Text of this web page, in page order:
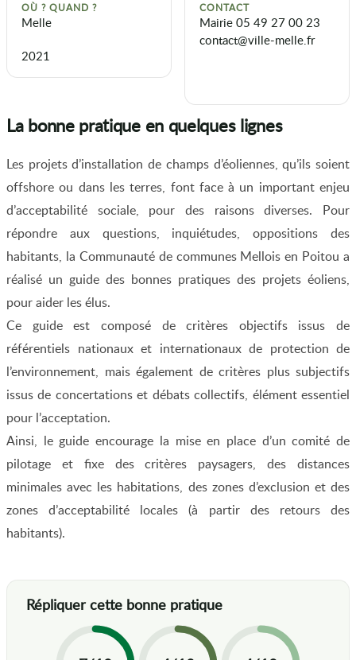
OÙ ? QUAND ?
Melle
2021
CONTACT
Mairie 05 49 27 00 23
contact@ville-melle.fr
La bonne pratique en quelques lignes
Les projets d’installation de champs d’éoliennes, qu’ils soient
offshore ou dans les terres, font face à un important enjeu
d’acceptabilité sociale, pour des raisons diverses. Pour
répondre aux questions, inquiétudes, oppositions des
habitants, la Communauté de communes Mellois en Poitou a
réalisé un guide des bonnes pratiques des projets éoliens,
pour aider les élus.
Ce guide est composé de critères objectifs issus de
référentiels nationaux et internationaux de protection de
l’environnement, mais également de critères plus subjectifs
issus de concertations et débats collectifs, élément essentiel
pour l’acceptation.
Ainsi, le guide encourage la mise en place d’un comité de
pilotage et fixe des critères paysagers, des distances
minimales avec les habitations, des zones d’exclusion et des
zones d’acceptabilité locales (à partir des retours des
habitants).